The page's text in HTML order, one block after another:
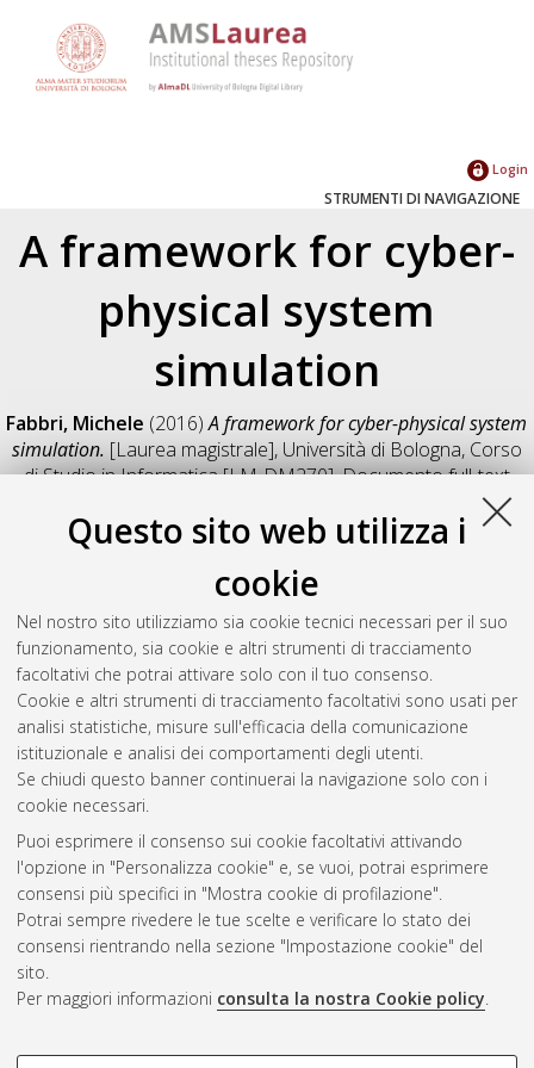
Questo sito web utilizza i
cookie
Nel nostro sito utilizziamo sia cookie tecnici necessari per il suo
funzionamento, sia cookie e altri strumenti di tracciamento
facoltativi che potrai attivare solo con il tuo consenso.
Cookie e altri strumenti di tracciamento facoltativi sono usati per
analisi statistiche, misure sull'efficacia della comunicazione
istituzionale e analisi dei comportamenti degli utenti.
Se chiudi questo banner continuerai la navigazione solo con i
cookie necessari.
Puoi esprimere il consenso sui cookie facoltativi attivando
l'opzione in "Personalizza cookie" e, se vuoi, potrai esprimere
consensi più specifici in "Mostra cookie di profilazione".
Potrai sempre rivedere le tue scelte e verificare lo stato dei
consensi rientrando nella sezione "Impostazione cookie" del
sito.
Per maggiori informazioni consulta la nostra Cookie policy.
Login
STRUMENTI DI NAVIGAZIONE
A framework for cyber-
physical system
simulation
Fabbri, Michele (2016)A framework for cyber-physical system
simulation. [Laurea magistrale], Università di Bologna, Corso
di Studio inInformatica [LM-DM270], Documento full-text
Salva citazione
Condividi
Il full-text non è disponibile per scelta dell'autore. (
Abstract
Altri metadati
Gestione del documento:
Atom
Rss 1.0
Rss 2.0
AMS Laurea
Impostazioni Cookie